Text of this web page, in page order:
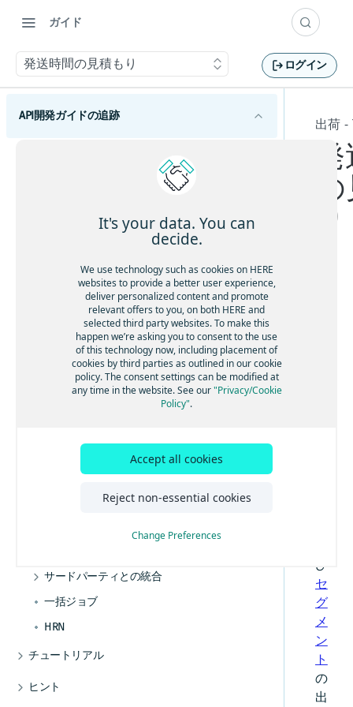
ガイド
発送時間の見積もり ログイン
API開発ガイドの追跡
仮想デバイスの使用
センサーの使用
デバイスのテレメトリーとポジショニング
テレメトリーデータのレビュー
テレメトリーの取り込み
入力ストリームを使用したテレメトリーの取
り込み
デバイストレースのクエリ
トレース出力ストリームの管理
デバイス位置データの取り込み
イベント、ルール、関連付け
ジオフェンスの作成と編集
センサールールを使用したイベントデータの
生成
ルールの作成と管理
関連付けの作成方法
外部位置イベントの使用方法
出力ストリームのイベントを有効化
エイリアス、ラベル、メタデータ
エイリアスの作成
ラベルを使用したデバイスとリソースの整理
メタデータの作成と管理
ユーザー
デバイスの所有者としての登録
プロジェクトによるデバイスとリソースの管
出荷 - Tracking API
出荷の作成と管理
セグメントごとのジャーニーの編成
セグメントスコアカード
ロケーションの作成と管理
サードパーティとの統合
Sensosとの統合
一括ジョブ
HRN
チュートリアル
ヒント
出荷 -
り
び
セ
グ
メ
ン
ト
の
出
It's your data. You can
decide.
We use technology such as cookies on HERE
websites to provide a better user experience,
deliver personalized content and promote
relevant offers to you, on both HERE and
selected third party websites. To make this
happen we’re asking you to consent to the use
of this technology now, including placement of
cookies by third parties as outlined in our cookie
policy. The consent settings can be modified at
any time in the website. See our"Privacy/Cookie
Policy".
Accept all cookies
Reject non-essential cookies
Change Preferences